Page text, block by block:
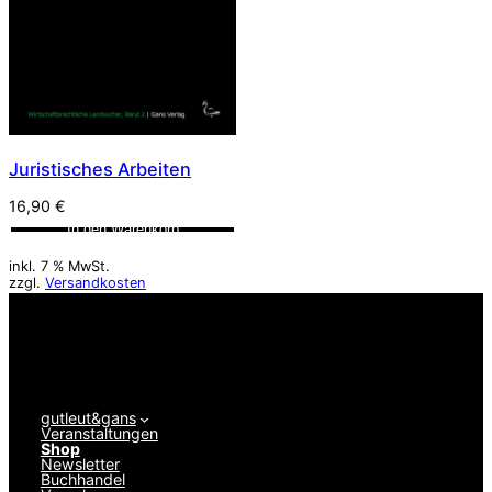
Juristisches Arbeiten
16,90 €
In den Warenkorb
inkl. 7 % MwSt.
zzgl. Versandkosten
gutleut&gans
Veranstaltungen
Shop
Newsletter
Buchhandel